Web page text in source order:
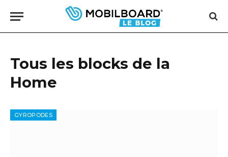
Tous les blocks de la
Home
GYROPODES